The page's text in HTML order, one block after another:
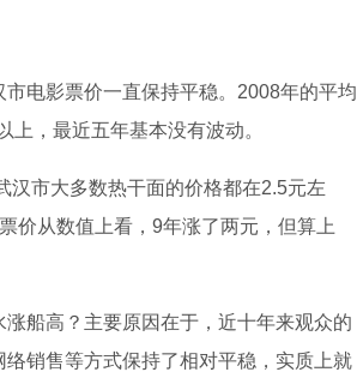
电影票价一直保持平稳。2008年的平均
，最近五年基本没有波动。
汉市大多数热干面的价格都在2.5元左
价从数值上看，9年涨了两元，但算上
船高？主要原因在于，近十年来观众的
销售等方式保持了相对平稳，实质上就